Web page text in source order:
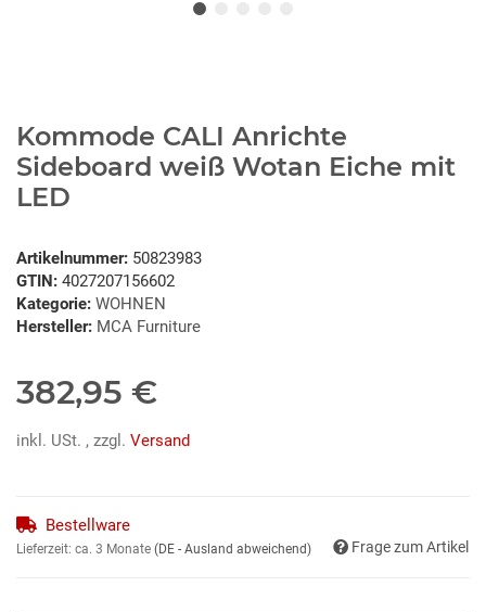
Kommode CALI Anrichte
Sideboard weiß Wotan Eiche mit
LED
Artikelnummer: 50823983
GTIN: 4027207156602
Kategorie: WOHNEN
Hersteller: MCA Furniture
382,95 €
inkl. USt. , zzgl. Versand
Bestellware
Lieferzeit: ca. 3 Monate (DE - Ausland abweichend) Frage zum Artikel